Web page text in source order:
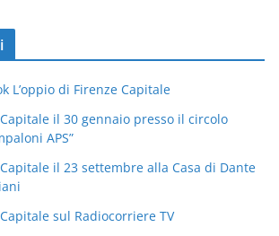
L’oppio di Firenze Capitale
il 30 gennaio presso il circolo
APS”
il 23 settembre alla Casa di Dante
sul Radiocorriere TV